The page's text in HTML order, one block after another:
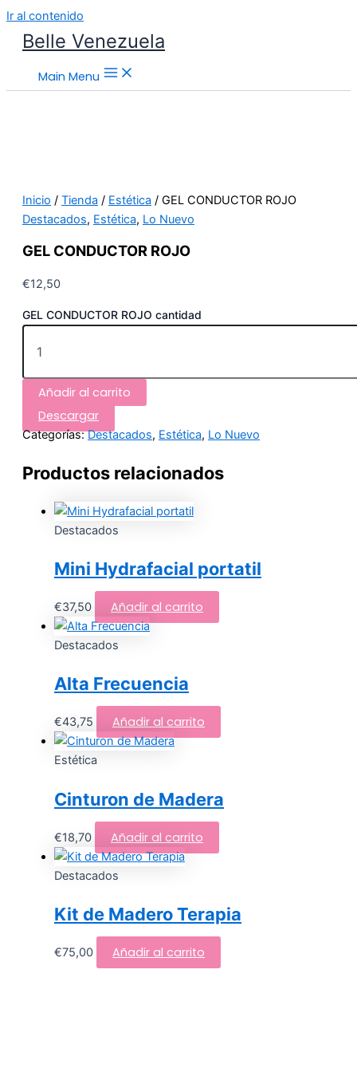
Ir al contenido
Belle Venezuela
Main Menu
Inicio / Tienda / Estética / GEL CONDUCTOR ROJO
Destacados, Estética, Lo Nuevo
GEL CONDUCTOR ROJO
€12,50
GEL CONDUCTOR ROJO cantidad
Añadir al carrito
Descargar
Categorías:Destacados, Estética, Lo Nuevo
Productos relacionados
Destacados
Mini Hydrafacial portatil
€37,50 Añadir al carrito
Destacados
Alta Frecuencia
€43,75 Añadir al carrito
Estética
Cinturon de Madera
€18,70 Añadir al carrito
Destacados
Kit de Madero Terapia
€75,00 Añadir al carrito